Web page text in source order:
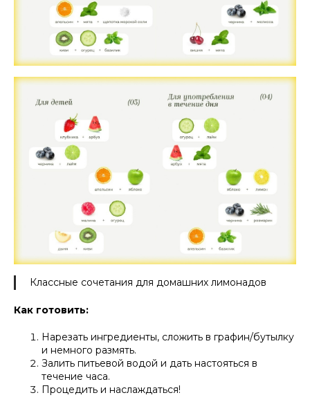
Классные сочетания для домашних лимонадов
Как готовить:
Нарезать ингредиенты, сложить в графин/бутылку
и немного размять.
Залить питьевой водой и дать настояться в
течение часа.
Процедить и наслаждаться!